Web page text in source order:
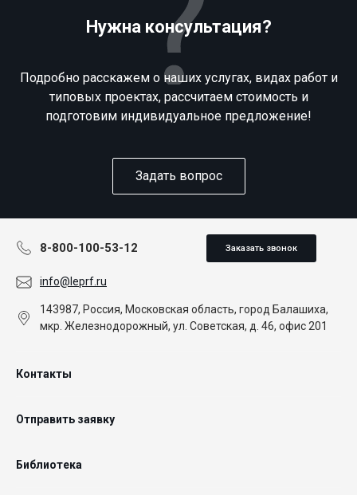
Нужна консультация?
Подробно расскажем о наших услугах, видах работ и
типовых проектах, рассчитаем стоимость и
подготовим индивидуальное предложение!
Задать вопрос
8-800-100-53-12 Заказать звонок
info@leprf.ru
143987, Россия, Московская область, город Балашиха,
мкр. Железнодорожный, ул. Советская, д. 46, офис 201
Контакты
Отправить заявку
Библиотека